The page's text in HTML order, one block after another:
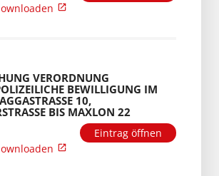
VERORDNUNG
BEWILLIGUNG IM B
10, MA
BIS MAXLON 22
Eintrag öffnen